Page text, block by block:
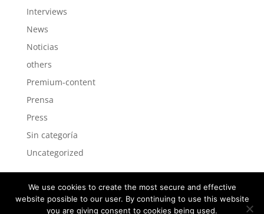
Interviews
News
Noticias
others
Premium-content
Prensa
Press
Sin categoría
Uncategorized
We use cookies to create the most secure and effective
website possible to our user. By continuing to use this website
you are giving consent to cookies being used.